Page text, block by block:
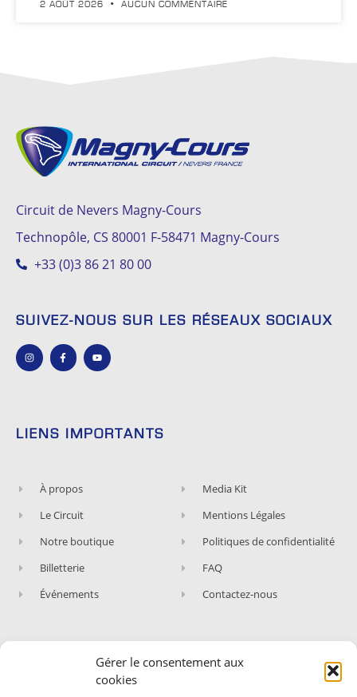
Gérer le consentement aux
cookies
2 AOÛT 2026 AUCUN COMMENTAIRE
Circuit de Nevers Magny-Cours
Technopôle, CS 80001 F-58471 Magny-Cours
+33 (0)3 86 21 80 00
SUIVEZ-NOUS SUR LES RÉSEAUX SOCIAUX
LIENS IMPORTANTS
À propos
Le Circuit
Notre boutique
Billetterie
Événements
Media Kit
Mentions Légales
Politiques de confidentialité
FAQ
Contactez-nous
ABONNEZ-VOUS À NOTRE NEWSLETTER